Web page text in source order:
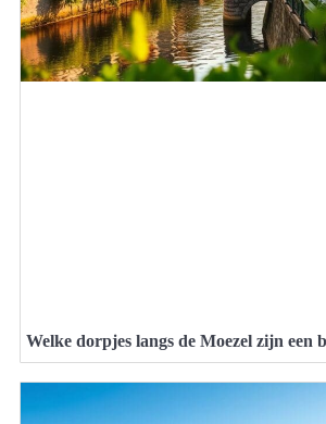
Welke dorpjes langs de Moezel zijn een